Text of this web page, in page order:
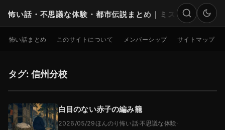
怖い話・不思議な体験・都市伝説まとめ｜ミステリー
検索
怖い話まとめ このサイトについて メンバーシップ サイトマップ
タグ: 信州分校
白目のない赤子の編み籠
2026/05/29ほんのり怖い話·不思議な体験·